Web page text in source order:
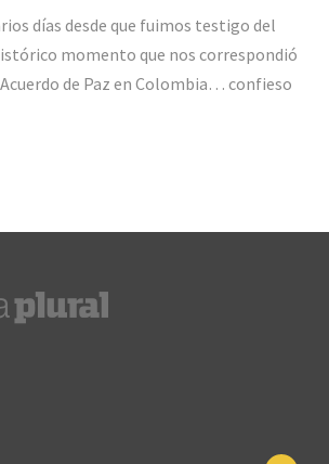
días desde que fuimos testigo del
momento que nos correspondió
de Paz en Colombia… confieso